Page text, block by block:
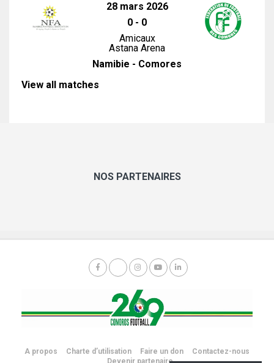
28 mars 2026
0 - 0
Amicaux
Astana Arena
Namibie - Comores
View all matches
NOS PARTENAIRES
A propos Charte d’utilisation Faire un don
Contactez-nous
Devenir partenaire